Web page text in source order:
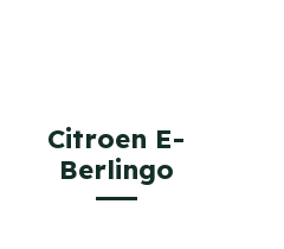
Citroen E-
Berlingo